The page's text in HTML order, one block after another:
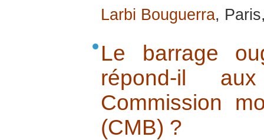
Larbi Bouguerra,
Le barrage
répond-il
Commission
(CMB) ?